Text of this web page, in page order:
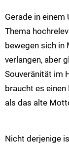
Gerade in
Thema
bewegen sich in
verlangen, aber
Souveränität im
braucht es
als das alte
Nicht derjenige